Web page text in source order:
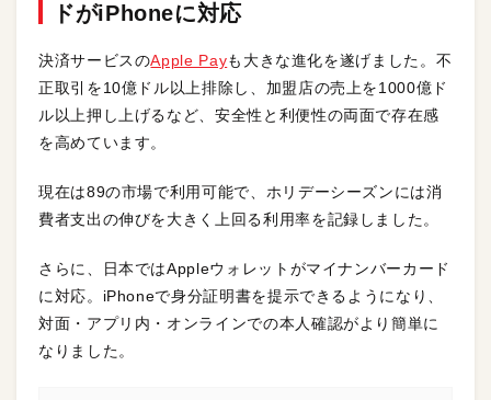
ドがiPhoneに対応
決済サービスのApple Payも大きな進化を遂げました。不
正取引を10億ドル以上排除し、加盟店の売上を1000億ド
ル以上押し上げるなど、安全性と利便性の両面で存在感
を高めています。
現在は89の市場で利用可能で、ホリデーシーズンには消
費者支出の伸びを大きく上回る利用率を記録しました。
さらに、日本ではAppleウォレットがマイナンバーカード
に対応。iPhoneで身分証明書を提示できるようになり、
対面・アプリ内・オンラインでの本人確認がより簡単に
なりました。